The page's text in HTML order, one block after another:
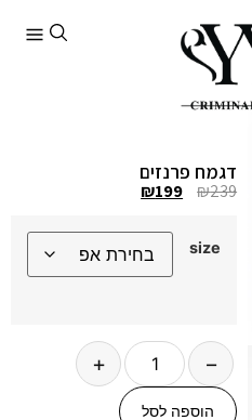
דגמח פרנזים
₪239
₪199
size
−
+
הוספה לסל